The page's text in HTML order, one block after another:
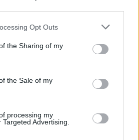
Opt Outs
the Sharing of my
the Sale of my
processing my
Advertising.
mln eurų
Trumpas Kinijoje užregistravo
nuomos istorijos, bet